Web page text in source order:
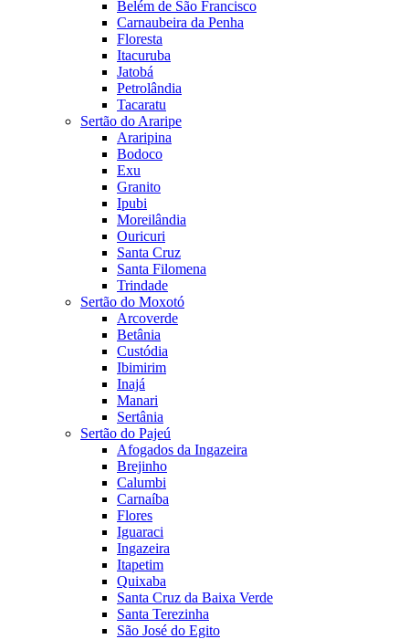
Belém de São Francisco
Carnaubeira da Penha
Floresta
Itacuruba
Jatobá
Petrolândia
Tacaratu
Sertão do Araripe
Araripina
Bodoco
Exu
Granito
Ipubi
Moreilândia
Ouricuri
Santa Cruz
Santa Filomena
Trindade
Sertão do Moxotó
Arcoverde
Betânia
Custódia
Ibimirim
Inajá
Manari
Sertânia
Sertão do Pajeú
Afogados da Ingazeira
Brejinho
Calumbi
Carnaíba
Flores
Iguaraci
Ingazeira
Itapetim
Quixaba
Santa Cruz da Baixa Verde
Santa Terezinha
São José do Egito